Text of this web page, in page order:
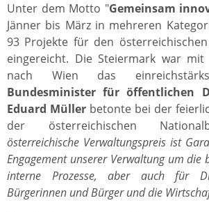
Unter dem Motto "Gemeinsam
Jänner bis März in mehreren
93 Projekte für den
eingereicht. Die Steiermark war mit
nach Wien das
Bundesminister für öffentlichen
Eduard Müller betonte bei der
der österreichischen
österreichische Verwaltungspreis ist
Engagement unserer Verwaltung um die
interne Prozesse, aber auch für
Bürgerinnen und Bürger und die